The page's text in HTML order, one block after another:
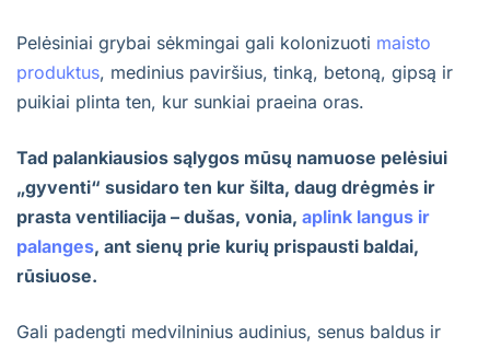
Pelėsiniai grybai sėkmingai gali kolonizuoti maisto
produktus, medinius paviršius, tinką, betoną, gipsą ir
puikiai plinta ten, kur sunkiai praeina oras.
Tad palankiausios sąlygos mūsų namuose pelėsiui
„gyventi“ susidaro ten kur šilta, daug drėgmės ir
prasta ventiliacija – dušas, vonia, aplink langus ir
palanges, ant sienų prie kurių prispausti baldai,
rūsiuose.
Gali padengti medvilninius audinius, senus baldus ir